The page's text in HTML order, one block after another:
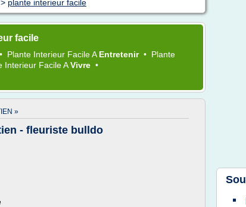
> plante interieur facile
facile
• Plante Interieur FacileA Entretenir • Plante
Interieur FacileAVivre •
»
- fleuriste bulldo